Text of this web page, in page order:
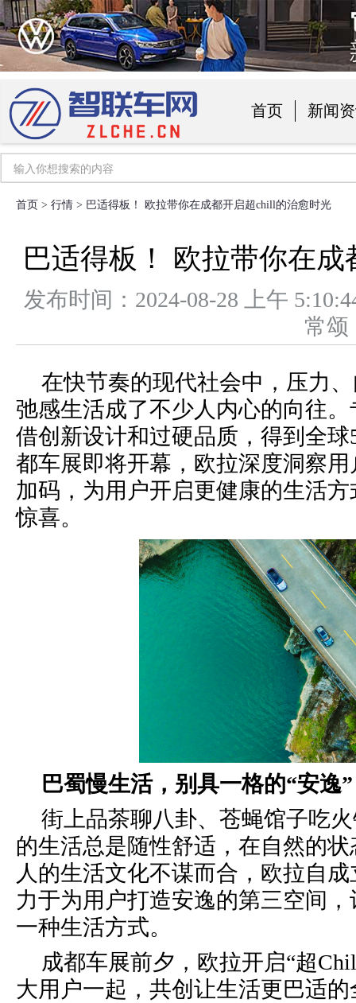
首页 新闻
首页 > 行情 > 巴适得板！ 欧拉带你在成都开启超chill的治愈时光
巴适得板！ 欧拉带你在
发布时间：2024-08-28 上午
常
在快节奏的现代社会中，压力
弛感生活成了不少人 内心的向往
借创新设计和过硬品质， 得到全球
都车展即将开幕，欧拉深度洞察
加码，为用户开启更健康的生活
惊喜。
巴蜀慢生活，别具一格的“安逸”
街上品茶聊八卦、苍蝇馆子吃
的生活总是随性舒适， 在自然的
人的生活文化不谋而合，欧拉自
力于为用户打造安逸的第三空间
一种生活方式。
成都车展前夕，欧拉开启“超C
大用户一起，共创让生活更巴适的